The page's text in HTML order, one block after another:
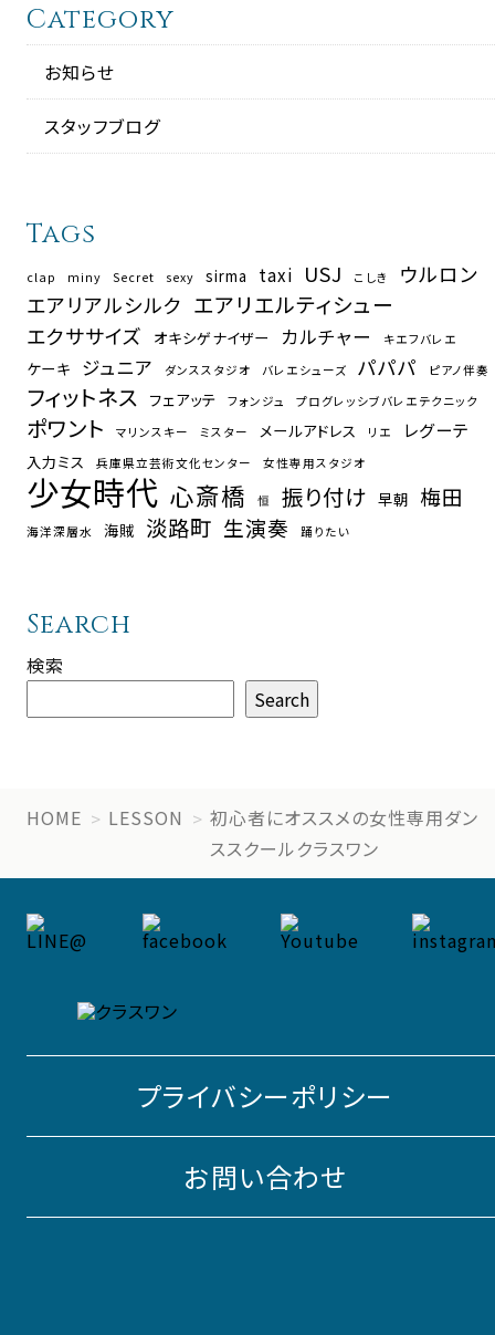
Category
お知らせ
スタッフブログ
Tags
clap miny Secret sexy sirma taxi USJ こしき
ウルロン
エアリアルシルク エアリエルティシュー
エクササイズ オキシゲナイザー カルチャー キエフバレエ
ケーキ ジュニア ダンススタジオ バレエシューズ パパパ ピアノ伴奏
フィットネス フェアッテ フォンジュ プログレッシブバレエテクニック
ポワント マリンスキー ミスター メールアドレス リエ レグーテ
入力ミス 兵庫県立芸術文化センター 女性専用スタジオ
少女時代 心斎橋 恒 振り付け 早朝 梅田
海洋深層水 海賊 淡路町 生演奏 踊りたい
Search
検索
Search
HOME LESSON
初心者にオススメの女性専用ダン
ススクールクラスワン
プライバシーポリシー
お問い合わせ